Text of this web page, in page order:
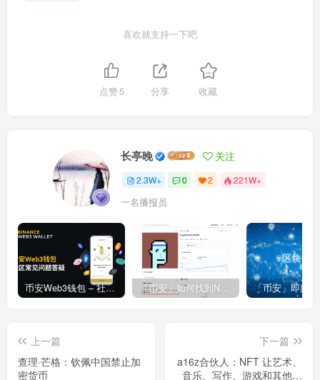
喜欢就支持一下吧
点赞5 分享 收藏
长亭晚 关注
2.3W+ 0 2 221W+
一名播报员
币安Web3钱包 – 社区常见问题答疑 「币安」如何找到NFT合约地址？
上一篇
查理·芒格：钦佩中国禁止加
密货币
下一篇
a16z合伙人：NFT 让艺术、
音乐、写作、游戏和其他创